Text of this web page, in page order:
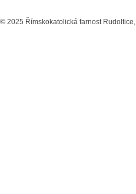
© 2025 Římskokatolická farnost Rudoltice,